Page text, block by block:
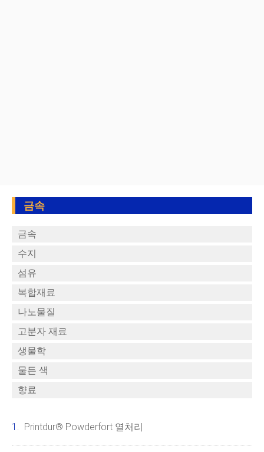
금속
금속
수지
섬유
복합재료
나노물질
고분자 재료
생물학
물든 색
향료
Printdur® Powderfort 열처리